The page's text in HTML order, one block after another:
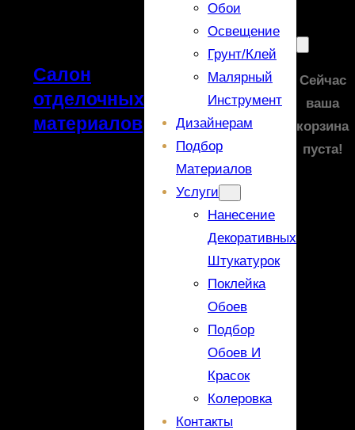
Салон
отделочных
материалов
Обои
Освещение
Грунт/Клей
Малярный
Инструмент
Дизайнерам
Подбор
Материалов
Услуги
Нанесение
Декоративных
Штукатурок
Поклейка
Обоев
Подбор
Обоев И
Красок
Колеровка
Контакты
Сейчас
ваша
корзина
пуста!